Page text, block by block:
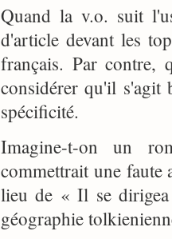
Quand la v.o. suit
d'article devant les
français. Par contre,
considérer qu'il
spécificité.
Imagine-t-on un
commettrait une faute
lieu de « Il se
géographie